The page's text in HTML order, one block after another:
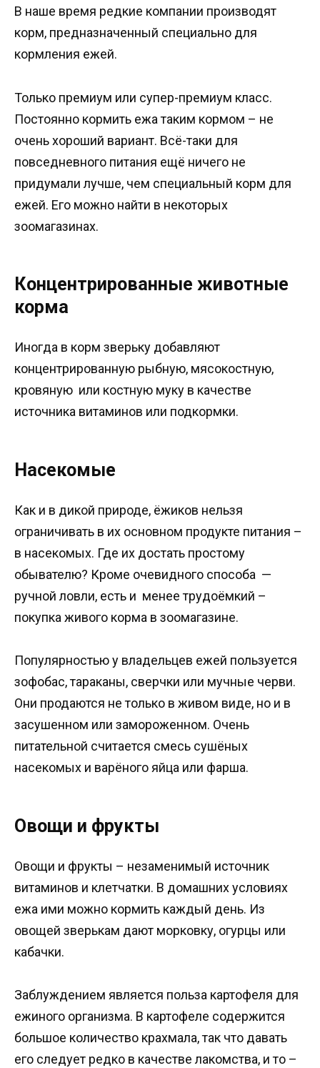
В наше время редкие компании производят
корм, предназначенный специально для
кормления ежей.
Только премиум или супер-премиум класс.
Постоянно кормить ежа таким кормом – не
очень хороший вариант. Всё-таки для
повседневного питания ещё ничего не
придумали лучше, чем специальный корм для
ежей. Его можно найти в некоторых
зоомагазинах.
Концентрированные животные
корма
Иногда в корм зверьку добавляют
концентрированную рыбную, мясокостную,
кровяную или костную муку в качестве
источника витаминов или подкормки.
Насекомые
Как и в дикой природе, ёжиков нельзя
ограничивать в их основном продукте питания –
в насекомых. Где их достать простому
обывателю? Кроме очевидного способа —
ручной ловли, есть и менее трудоёмкий –
покупка живого корма в зоомагазине.
Популярностью у владельцев ежей пользуется
зофобас, тараканы, сверчки или мучные черви.
Они продаются не только в живом виде, но и в
засушенном или замороженном. Очень
питательной считается смесь сушёных
насекомых и варёного яйца или фарша.
Овощи и фрукты
Овощи и фрукты – незаменимый источник
витаминов и клетчатки. В домашних условиях
ежа ими можно кормить каждый день. Из
овощей зверькам дают морковку, огурцы или
кабачки.
Заблуждением является польза картофеля для
ежиного организма. В картофеле содержится
большое количество крахмала, так что давать
его следует редко в качестве лакомства, и то –